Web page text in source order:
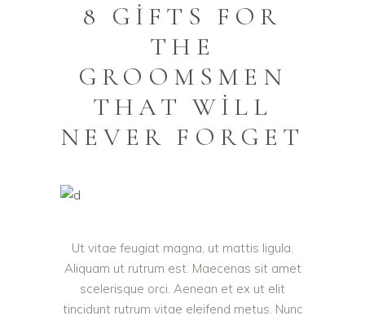
8 GIFTS FOR
THE
GROOMSMEN
THAT WILL
NEVER FORGET
Ut vitae feugiat magna, ut mattis ligula.
Aliquam ut rutrum est. Maecenas sit amet
scelerisque orci. Aenean et ex ut elit
tincidunt rutrum vitae eleifend metus. Nunc